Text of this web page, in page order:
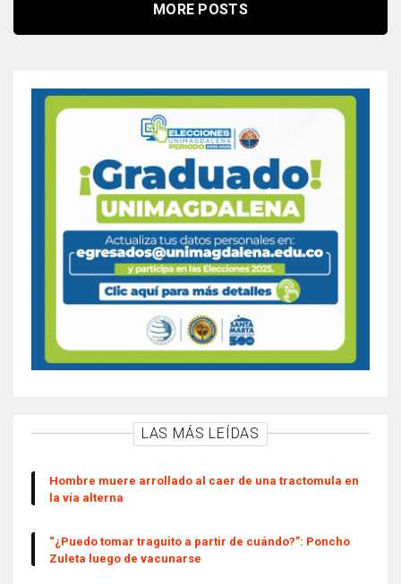
MORE POSTS
LAS MÁS LEÍDAS
Hombre muere arrollado al caer de una tractomula en
la vía alterna
“¿Puedo tomar traguito a partir de cuándo?”: Poncho
Zuleta luego de vacunarse